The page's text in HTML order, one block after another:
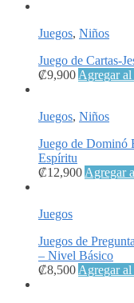
Juegos, Niños
Juego de Cartas-
₡9,900 Agregar
Juegos, Niños
Juego de Dominó
Espíritu
₡12,900 Agregar
Juegos
Juegos de
– Nivel Básico
₡8,500 Agregar